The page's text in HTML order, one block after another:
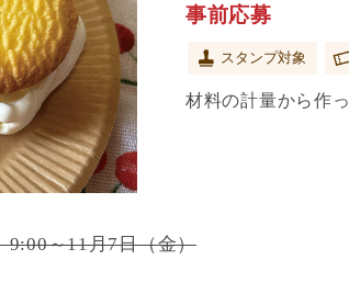
事前応募
スタンプ対象
材料の計量から作
9:00～11月7日（金）